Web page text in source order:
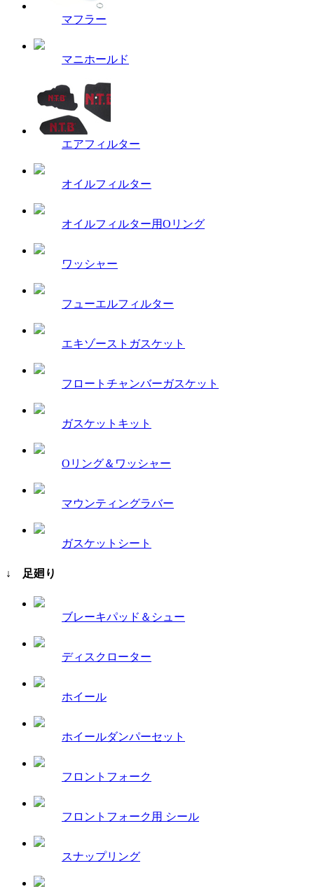
マフラー
マニホールド
エアフィルター
オイルフィルター
オイルフィルター用Oリング
ワッシャー
フューエルフィルター
エキゾーストガスケット
フロートチャンバーガスケット
ガスケットキット
Oリング＆ワッシャー
マウンティングラバー
ガスケットシート
↓ 足廻り
ブレーキパッド＆シュー
ディスクローター
ホイール
ホイールダンパーセット
フロントフォーク
フロントフォーク用 シール
スナップリング